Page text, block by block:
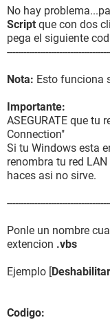
No hay
Script que con dos
pega el siguiente
Nota: Esto funciona
Importante:
ASEGURATE que tu
Connection"
Si tu Windows esta
renombra tu red
haces asi no sirve.
Ponle un nombre
extencion .vbs
Ejemplo [
Codigo: